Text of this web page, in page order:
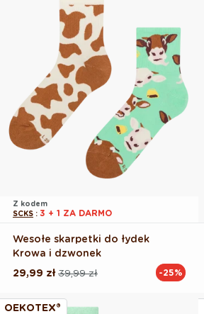
Z kodem
SCKS : 3 + 1 ZA DARMO
Wesołe skarpetki do łydek
Krowa i dzwonek
Cena
39,99 zł
Cena
29,99 zł -25%
OEKOTEX®